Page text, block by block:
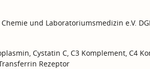
und Laboratoriumsmedizin e.V.
Cystatin C, C3 Komplement, C4
Rezeptor